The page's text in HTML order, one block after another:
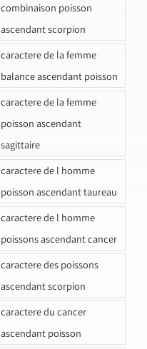
combinaison poisson
ascendant scorpion
caractere de la femme
balance ascendant poisson
caractere de la femme
poisson ascendant
sagittaire
caractere de l homme
poisson ascendant taureau
caractere de l homme
poissons ascendant cancer
caractere des poissons
ascendant scorpion
caractere du cancer
ascendant poisson